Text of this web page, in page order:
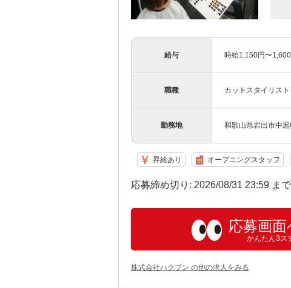
給与 時給1,150円〜
職種 カットスタイリスト
勤務地 和歌山県岩出市中
昇給あり オープニングスタッフ
応募締め切り: 2026/08/31 23:59 まで
応募画
かんたん3ス
株式会社ハクブン の他の求人をみる